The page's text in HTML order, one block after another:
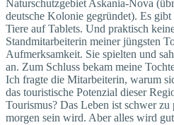
Naturschutzgebiet Askania-Nova
deutsche Kolonie gegründet). Es
Tiere auf Tablets. Und praktisch
Standmitarbeiterin meiner jüngsten
Aufmerksamkeit. Sie spielten und
an. Zum Schluss bekam meine
Ich fragte die Mitarbeiterin, warum
das touristische Potenzial dieser
Tourismus? Das Leben ist schwer
morgen sein wird. Aber alles wird